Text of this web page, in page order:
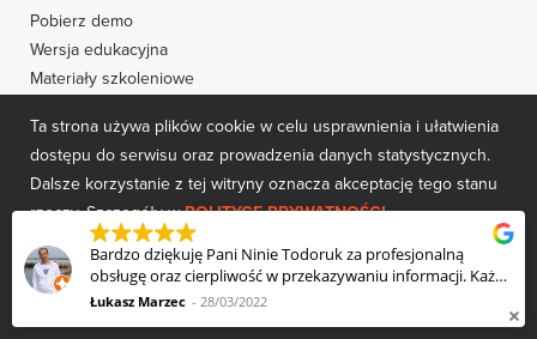
Bardzo dziękuję Pani Ninie Todoruk za profesjonalną
obsługę oraz cierpliwość w przekazywaniu informacji. Każde
najdrobniejsze pytanie zostało mi wyjaśnione, a ciekawość
o funkcjonalności programu zaspokojona. Dodatkowo Pani
Łukasz Marzec 28/03/2022
Pobierz demo
Wersja edukacyjna
Materiały szkoleniowe
Social Media
Newsletter
Ta strona używa plików cookie w celu usprawnienia i ułatwienia
dostępu do serwisu oraz prowadzenia danych statystycznych.
Dalsze korzystanie z tej witryny oznacza akceptację tego stanu
rzeczy. Szczegóły wPOLITYCE PRYWATNOŚCI
AKCEPTUJĘ